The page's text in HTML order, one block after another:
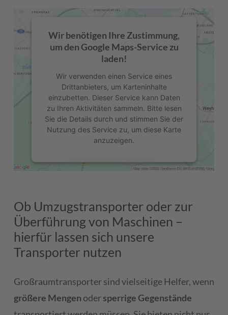
Wir benötigen Ihre Zustimmung,
um den Google Maps-Service zu
laden!
Wir verwenden einen Service eines
Drittanbieters, um Karteninhalte
einzubetten. Dieser Service kann Daten
zu Ihren Aktivitäten sammeln. Bitte lesen
Sie die Details durch und stimmen Sie der
Nutzung des Service zu, um diese Karte
anzuzeigen.
Mehr Informationen
powered by Usercentrics Consent
Management Platform&eRecht24
Ob Umzugstransporter oder zur
Überführung von Maschinen –
hierfür lassen sich unsere
Transporter nutzen
Großraumtransporter sind vielseitige Helfer, wenn
größere Mengen odersperrige Gegenstände